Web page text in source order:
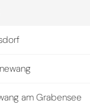
am Grabensee